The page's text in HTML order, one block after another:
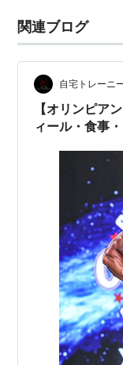
関連ブログ
自宅トレーニ
【オリンピア
ィール・食事